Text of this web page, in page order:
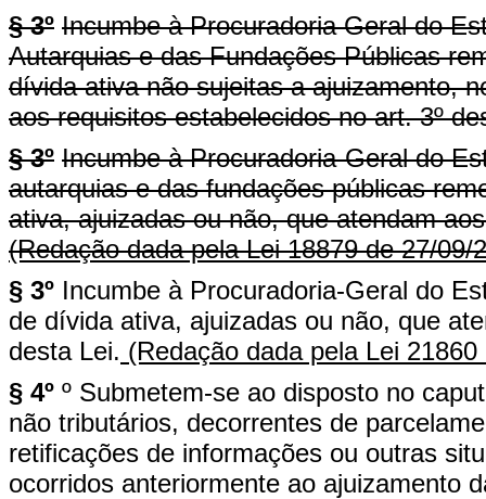
§ 3º Incumbe à Procuradoria Geral do
Autarquias e das Fundações Públicas
dívida ativa não sujeitas a ajuizamento,
aos requisitos estabelecidos no art. 3º
§ 3º Incumbe à Procuradoria-Geral do
autarquias e das fundações públicas
ativa, ajuizadas ou não, que atendam
(Redação dada pela Lei 18879 de 27/09/
§ 3º Incumbe à Procuradoria-Geral do
de dívida ativa, ajuizadas ou não, que
desta Lei. (Redação dada pela Lei
§ 4º º Submetem-se ao disposto no
não tributários, decorrentes de
retificações de informações ou outras
ocorridos anteriormente ao ajuizamento